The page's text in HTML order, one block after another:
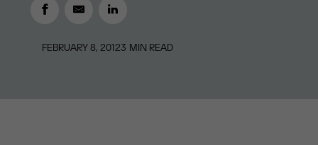
FEBRUARY 8, 20123 MIN READ